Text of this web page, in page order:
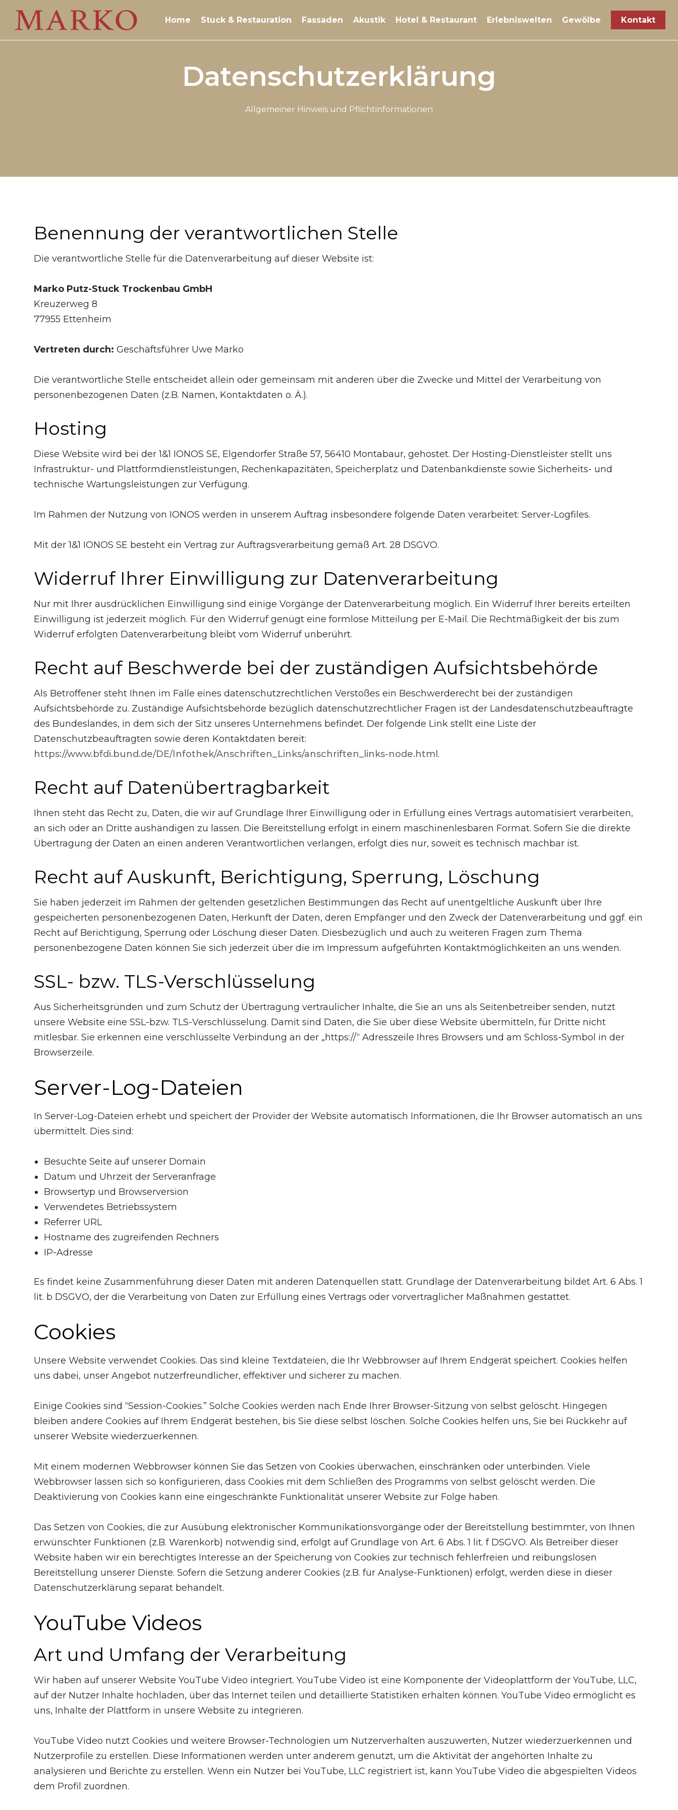
Home Stuck & Restauration Fassaden Akustik Hotel & Restaurant Erlebniswelten Gewölbe Kontakt
Datenschutzerklärung
Allgemeiner Hinweis und Pflichtinformationen
Benennung der verantwortlichen Stelle
Die verantwortliche Stelle für die Datenverarbeitung auf dieser Website ist:
Marko Putz-Stuck Trockenbau GmbH
Kreuzerweg 8
77955 Ettenheim
Vertreten durch: Geschäftsführer Uwe Marko
Die verantwortliche Stelle entscheidet allein oder gemeinsam mit anderen über die Zwecke und Mittel der Verarbeitung von
personenbezogenen Daten (z.B. Namen, Kontaktdaten o. Ä.).
Hosting
Diese Website wird bei der 1&1 IONOS SE, Elgendorfer Straße 57, 56410 Montabaur, gehostet. Der Hosting-Dienstleister stellt uns
Infrastruktur- und Plattformdienstleistungen, Rechenkapazitäten, Speicherplatz und Datenbankdienste sowie Sicherheits- und
technische Wartungsleistungen zur Verfügung.
Im Rahmen der Nutzung von IONOS werden in unserem Auftrag insbesondere folgende Daten verarbeitet: Server-Logfiles.
Mit der 1&1 IONOS SE besteht ein Vertrag zur Auftragsverarbeitung gemäß Art. 28 DSGVO.
Widerruf Ihrer Einwilligung zur Datenverarbeitung
Nur mit Ihrer ausdrücklichen Einwilligung sind einige Vorgänge der Datenverarbeitung möglich. Ein Widerruf Ihrer bereits erteilten
Einwilligung ist jederzeit möglich. Für den Widerruf genügt eine formlose Mitteilung per E-Mail. Die Rechtmäßigkeit der bis zum
Widerruf erfolgten Datenverarbeitung bleibt vom Widerruf unberührt.
Recht auf Beschwerde bei der zuständigen Aufsichtsbehörde
Als Betroffener steht Ihnen im Falle eines datenschutzrechtlichen Verstoßes ein Beschwerderecht bei der zuständigen
Aufsichtsbehörde zu. Zuständige Aufsichtsbehörde bezüglich datenschutzrechtlicher Fragen ist der Landesdatenschutzbeauftragte
des Bundeslandes, in dem sich der Sitz unseres Unternehmens befindet. Der folgende Link stellt eine Liste der
Datenschutzbeauftragten sowie deren Kontaktdaten bereit:
https://www.bfdi.bund.de/DE/Infothek/Anschriften_Links/anschriften_links-node.html.
Recht auf Datenübertragbarkeit
Ihnen steht das Recht zu, Daten, die wir auf Grundlage Ihrer Einwilligung oder in Erfüllung eines Vertrags automatisiert verarbeiten,
an sich oder an Dritte aushändigen zu lassen. Die Bereitstellung erfolgt in einem maschinenlesbaren Format. Sofern Sie die direkte
Übertragung der Daten an einen anderen Verantwortlichen verlangen, erfolgt dies nur, soweit es technisch machbar ist.
Recht auf Auskunft, Berichtigung, Sperrung, Löschung
Sie haben jederzeit im Rahmen der geltenden gesetzlichen Bestimmungen das Recht auf unentgeltliche Auskunft über Ihre
gespeicherten personenbezogenen Daten, Herkunft der Daten, deren Empfänger und den Zweck der Datenverarbeitung und ggf. ein
Recht auf Berichtigung, Sperrung oder Löschung dieser Daten. Diesbezüglich und auch zu weiteren Fragen zum Thema
personenbezogene Daten können Sie sich jederzeit über die im Impressum aufgeführten Kontaktmöglichkeiten an uns wenden.
SSL- bzw. TLS-Verschlüsselung
Aus Sicherheitsgründen und zum Schutz der Übertragung vertraulicher Inhalte, die Sie an uns als Seitenbetreiber senden, nutzt
unsere Website eine SSL-bzw. TLS-Verschlüsselung. Damit sind Daten, die Sie über diese Website übermitteln, für Dritte nicht
mitlesbar. Sie erkennen eine verschlüsselte Verbindung an der „https://“ Adresszeile Ihres Browsers und am Schloss-Symbol in der
Browserzeile.
Server-Log-Dateien
In Server-Log-Dateien erhebt und speichert der Provider der Website automatisch Informationen, die Ihr Browser automatisch an uns
übermittelt. Dies sind:
Besuchte Seite auf unserer Domain
Datum und Uhrzeit der Serveranfrage
Browsertyp und Browserversion
Verwendetes Betriebssystem
Referrer URL
Hostname des zugreifenden Rechners
IP-Adresse
Es findet keine Zusammenführung dieser Daten mit anderen Datenquellen statt. Grundlage der Datenverarbeitung bildet Art. 6 Abs. 1
lit. b DSGVO, der die Verarbeitung von Daten zur Erfüllung eines Vertrags oder vorvertraglicher Maßnahmen gestattet.
Cookies
Unsere Website verwendet Cookies. Das sind kleine Textdateien, die Ihr Webbrowser auf Ihrem Endgerät speichert. Cookies helfen
uns dabei, unser Angebot nutzerfreundlicher, effektiver und sicherer zu machen.
Einige Cookies sind “Session-Cookies.” Solche Cookies werden nach Ende Ihrer Browser-Sitzung von selbst gelöscht. Hingegen
bleiben andere Cookies auf Ihrem Endgerät bestehen, bis Sie diese selbst löschen. Solche Cookies helfen uns, Sie bei Rückkehr auf
unserer Website wiederzuerkennen.
Mit einem modernen Webbrowser können Sie das Setzen von Cookies überwachen, einschränken oder unterbinden. Viele
Webbrowser lassen sich so konfigurieren, dass Cookies mit dem Schließen des Programms von selbst gelöscht werden. Die
Deaktivierung von Cookies kann eine eingeschränkte Funktionalität unserer Website zur Folge haben.
Das Setzen von Cookies, die zur Ausübung elektronischer Kommunikationsvorgänge oder der Bereitstellung bestimmter, von Ihnen
erwünschter Funktionen (z.B. Warenkorb) notwendig sind, erfolgt auf Grundlage von Art. 6 Abs. 1 lit. f DSGVO. Als Betreiber dieser
Website haben wir ein berechtigtes Interesse an der Speicherung von Cookies zur technisch fehlerfreien und reibungslosen
Bereitstellung unserer Dienste. Sofern die Setzung anderer Cookies (z.B. für Analyse-Funktionen) erfolgt, werden diese in dieser
Datenschutzerklärung separat behandelt.
YouTube Videos
Art und Umfang der Verarbeitung
Wir haben auf unserer Website YouTube Video integriert. YouTube Video ist eine Komponente der Videoplattform der YouTube, LLC,
auf der Nutzer Inhalte hochladen, über das Internet teilen und detaillierte Statistiken erhalten können. YouTube Video ermöglicht es
uns, Inhalte der Plattform in unsere Website zu integrieren.
YouTube Video nutzt Cookies und weitere Browser-Technologien um Nutzerverhalten auszuwerten, Nutzer wiederzuerkennen und
Nutzerprofile zu erstellen. Diese Informationen werden unter anderem genutzt, um die Aktivität der angehörten Inhalte zu
analysieren und Berichte zu erstellen. Wenn ein Nutzer bei YouTube, LLC registriert ist, kann YouTube Video die abgespielten Videos
dem Profil zuordnen.